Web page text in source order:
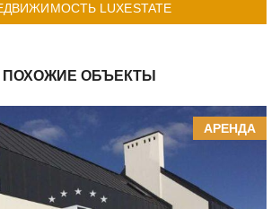
LUXESTATE
ПОХОЖИЕ ОБЪЕКТЫ
АРЕНДА